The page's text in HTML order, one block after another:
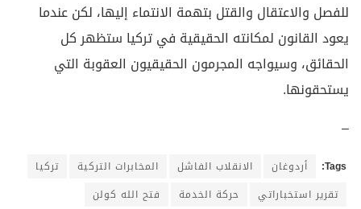
للفصل والاعتقال والقتل بتهمة الانتماء إليها، لكن عندما
يعود القانون لمكانته الحقيقية في تركيا ستظهر كل
الحقائق، وسيواجه المجرمون الحقيقيون العقوبة التي
يستحقونها.
–
Tags: أردوغان الانقلاب الفاشل المخابرات التركية
تركيا
تقرير استخباراتي
حركة الخدمة فتح الله كولن